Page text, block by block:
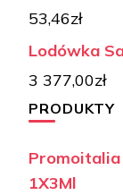
53,46zł
Lodówka
3 377,00zł
PRODUKTY
Promoitalia
1X3Ml